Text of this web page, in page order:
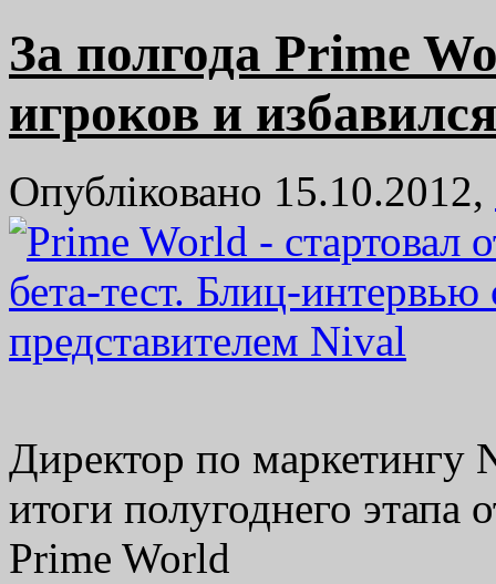
За полгода Prime
игроков и
Опубліковано 15.10.2012,
Директор по маркетингу
итоги полугоднего этапа
Prime World